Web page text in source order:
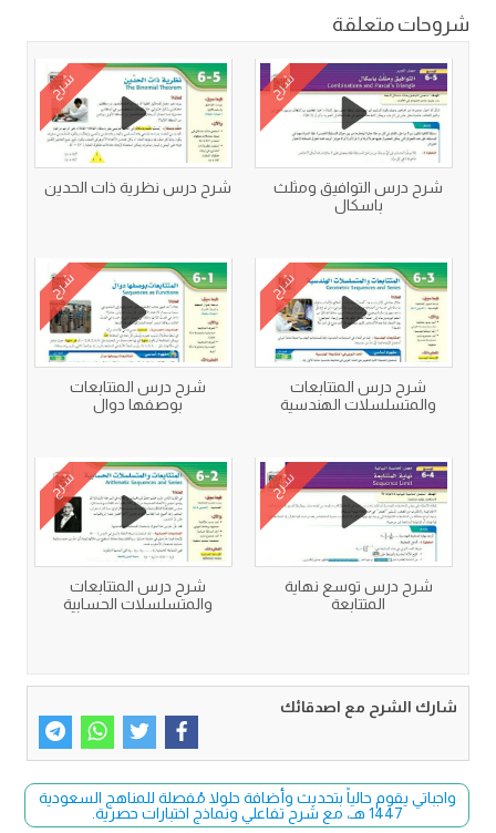
شروحات متعلقة
شرح
شرح درس التوافيق ومثلث
باسكال
شرح
شرح درس نظرية ذات الحدين
شرح
شرح درس المتتابعات
والمتسلسلات الهندسية
شرح
شرح درس المتتابعات
بوصفها دوال
شرح
شرح درس توسع نهاية
المتتابعة
شرح
شرح درس المتتابعات
والمتسلسلات الحسابية
شارك الشرح مع اصدقائك
واجباتي يقوم حالياً بتحديث وأضافة حلولا مُفصلة للمناهج السعودية
1447 هـ، مع شرح تفاعلي ونماذج اختبارات حصرية.